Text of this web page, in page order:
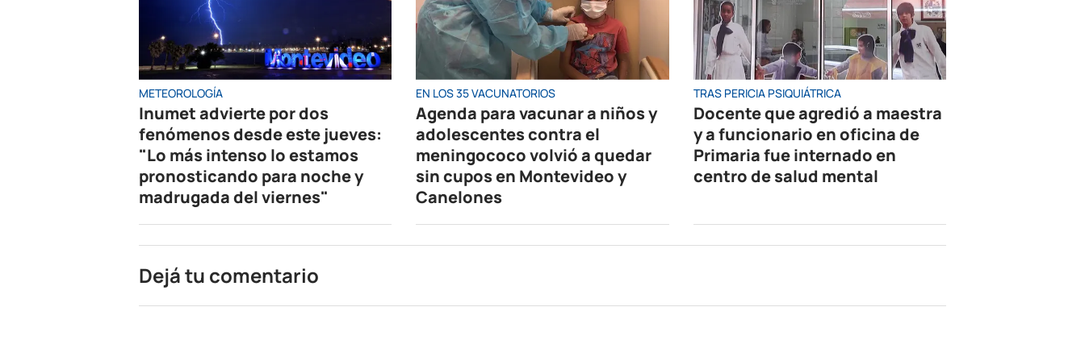
METEOROLOGÍA
Inumet advierte por dos
fenómenos desde este jueves:
"Lo más intenso lo estamos
pronosticando para noche y
madrugada del viernes"
EN LOS 35 VACUNATORIOS
Agenda para vacunar a niños y
adolescentes contra el
meningococo volvió a quedar
sin cupos en Montevideo y
Canelones
TRAS PERICIA PSIQUIÁTRICA
Docente que agredió a maestra
y a funcionario en oficina de
Primaria fue internado en
centro de salud mental
Dejá tu comentario